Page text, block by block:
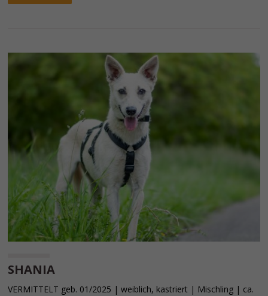
SHANIA
VERMITTELT geb. 01/2025 | weiblich, kastriert | Mischling | ca.